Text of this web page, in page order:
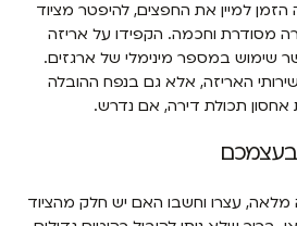
הזמן למיין את החפצים, להיפטר מציוד
מסודרת וחכמה. הקפידו על אריזה
שימוש במספר מינימלי של ארגזים.
האריזה, אלא גם בנפח ההובלה
אחסון תכולת דירה, אם נדרש.
בעצמכם
מלאה, עצרו וחשבו האם יש חלק מהציוד